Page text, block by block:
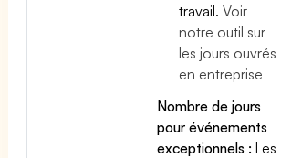
travail.Voir
notre outil sur
les jours ouvrés
en entreprise
Nombre de jours
pour événements
exceptionnels : Les